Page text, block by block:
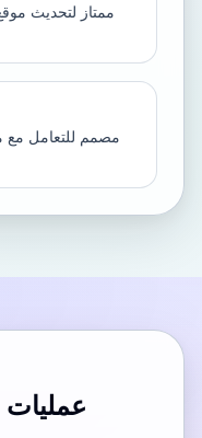
ممتاز لتحديث
مصمم للتعامل مع
عمليات